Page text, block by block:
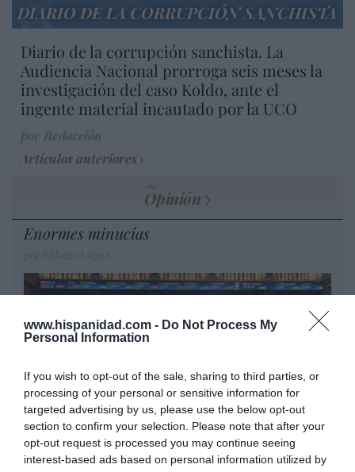
www.hispanidad.com - Do Not Process My
Personal Information
If you wish to opt-out of the sale, sharing to third parties, or
processing of your personal or sensitive information for
targeted advertising by us, please use the below opt-out
section to confirm your selection. Please note that after your
opt-out request is processed you may continue seeing
interest-based ads based on personal information utilized by
DIARIO DE LA CORRUPCIÓN SANCHISTA
Diario de la corrupción sanchista. La
Audiencia Nacional prorroga seis meses la
investigación del caso Koldo, ante el
ingente material incautado por la UCO
Artículos anteriores
Opinión
Enormes minucias
El IBEX 35 cerró la sesión del miércoles en